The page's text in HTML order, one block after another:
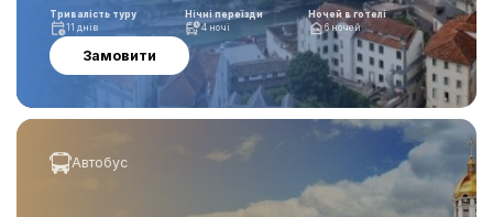
Замовити
Тривалість туру
11 днів
Нічні переїзди
4 ночі
Ночей в готелі
6 ночей
Автобус